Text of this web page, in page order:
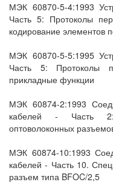
МЭК 60870-5-4:1993
Часть 5: Протоколы
кодирование элементов
МЭК 60870-5-5:1995
Часть 5: Протоколы
прикладные функции
МЭК 60874-2:1993
кабелей - Часть
оптоволоконных
МЭК 60874-10:1993
кабелей - Часть 10.
разъем типа BFOC/2,5